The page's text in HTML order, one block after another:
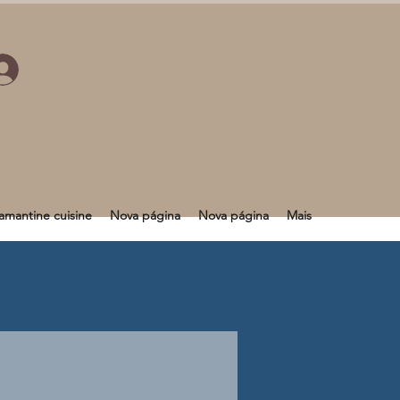
cuisine Nova página Nova página Mais